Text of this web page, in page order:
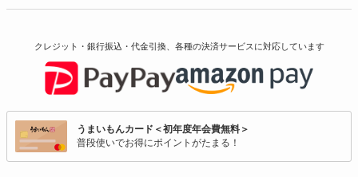
クレジット・銀行振込・代金引換、各種の決済サービスに対応しています
うまいもんカード＜初年度年会費無料＞
普段使いでお得にポイントがたまる！